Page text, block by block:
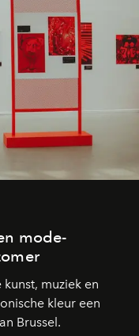
mode-
muziek en
kleur een
Brussel.